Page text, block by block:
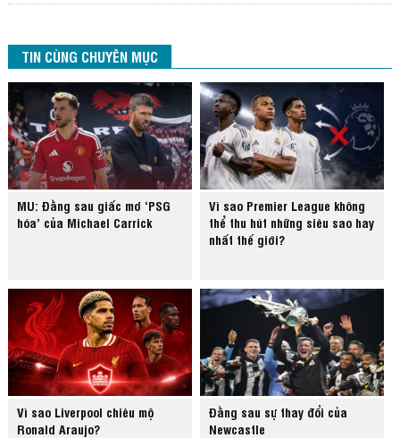
TIN CÙNG CHUYÊN MỤC
MU: Đằng sau giấc mơ ‘PSG
hóa’ của Michael Carrick
Vì sao Premier League không
thể thu hút những siêu sao hay
nhất thế giới?
Vì sao Liverpool chiêu mộ
Ronald Araujo?
Đằng sau sự thay đổi của
Newcastle